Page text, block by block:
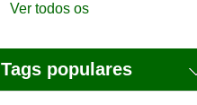
Ver todos os
Tags populares